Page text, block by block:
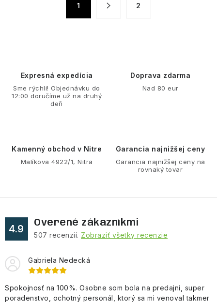
u
1 2
Expresná expedícia
Sme rýchli! Objednávku do
12:00 doručíme už na druhý
deň
Doprava zdarma
Nad 80 eur
Kamenný obchod v Nitre
Malíkova 4922/1, Nitra
Garancia najnižšej ceny
Garancia najnižšej ceny na
rovnaký tovar
4.9
Overené zákazníkmi
507 recenzií. Zobraziť všetky recenzie
Gabriela Nedecká
Spokojnosť na 100%. Osobne som bola na predajni, super
poradenstvo, ochotný personál, ktorý sa mi venoval takmer